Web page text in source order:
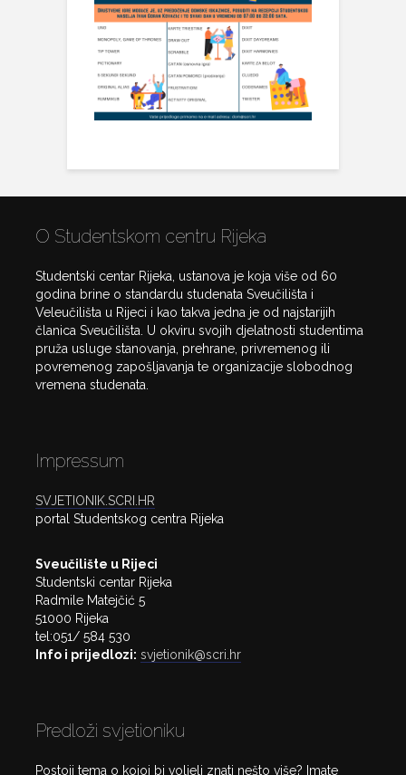
O Studentskom centru Rijeka
Studentski centar Rijeka, ustanova je koja više od 60
godina brine o standardu studenata Sveučilišta i
Veleučilišta u Rijeci i kao takva jedna je od najstarijih
članica Sveučilišta. U okviru svojih djelatnosti studentima
pruža usluge stanovanja, prehrane, privremenog ili
povremenog zapošljavanja te organizacije slobodnog
vremena studenata.
Impressum
SVJETIONIK.SCRI.HR
portal Studentskog centra Rijeka
Sveučilište u Rijeci
Studentski centar Rijeka
Radmile Matejčić 5
51000 Rijeka
tel:051/ 584 530
Info i prijedlozi: svjetionik@scri.hr
Predloži svjetioniku
Postoji tema o kojoj bi voljeli znati nešto više? Imate